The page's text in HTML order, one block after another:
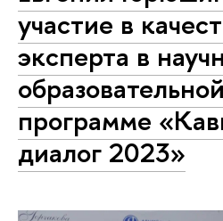
участие в
эксперта в
программе
диалог 2023»